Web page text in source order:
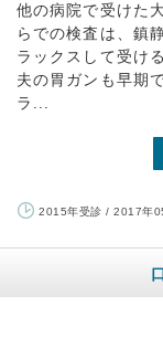
他の病院で受けた
らでの検査は、鎮
ラックスして受け
夫の胃ガンも早期
ラ...
2015年受診 / 2017年